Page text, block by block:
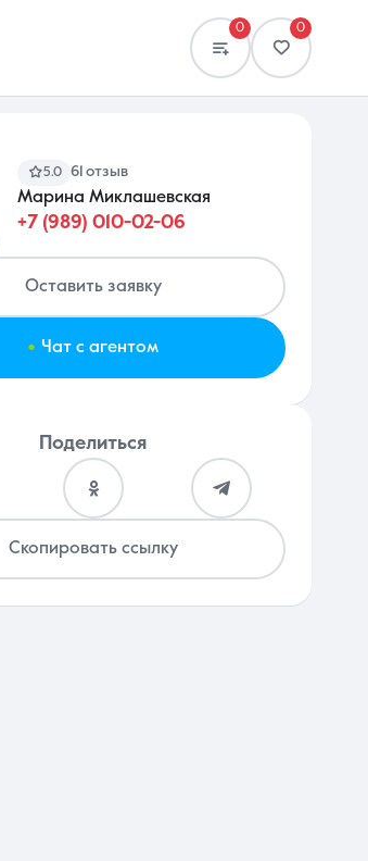
0 0
Сравнение
5.0 61 отзыв
Марина Миклашевская
+7 (989) 010-02-06
Оставить заявку
. Чат с агентом
Поделиться
Скопировать ссылку